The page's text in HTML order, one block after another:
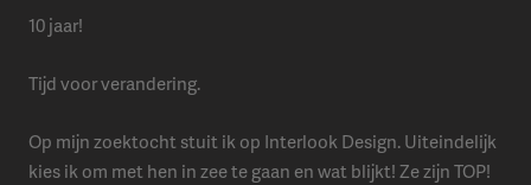
10 jaar!
Tijd voor verandering.
Op mijn zoektocht stuit ik op Interlook Design. Uiteindelijk
kies ik om met hen in zee te gaan en wat blijkt! Ze zijn TOP!